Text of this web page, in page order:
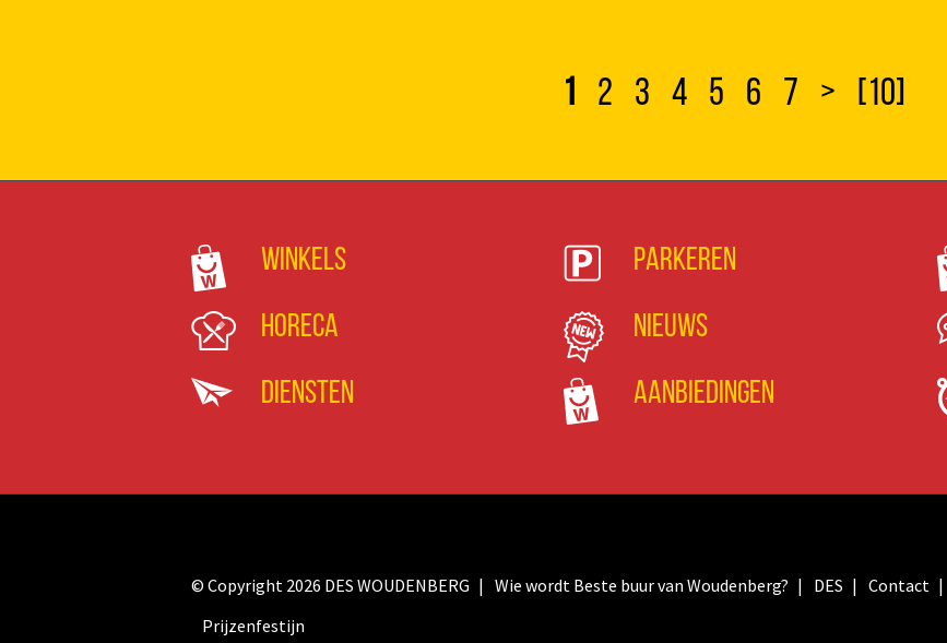
1 2 3 4 5 6 7 > [10]
Winkels
Horeca
Diensten
Parkeren
Nieuws
Aanbiedingen
© Copyright 2026 DES WOUDENBERG Wie wordt Beste buur van Woudenberg? DES Contact
Prijzenfestijn